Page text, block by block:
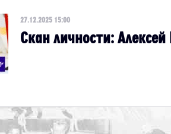
27.12.2025 15:00
Скан личности: